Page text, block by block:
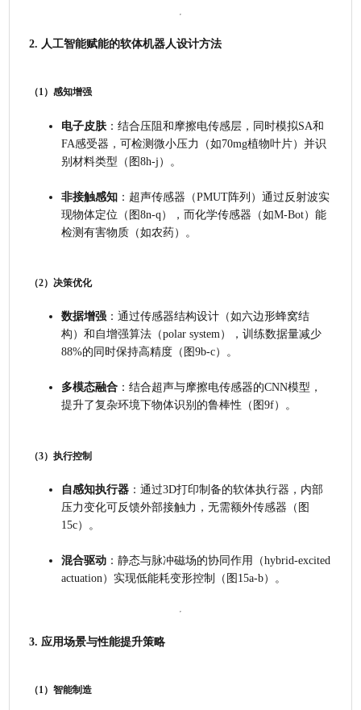
2. 人工智能赋能的软体机器人设计方法
（1）感知增强
电子皮肤：结合压阻和摩擦电传感层，同时模拟SA和
FA感受器，可检测微小压力（如70mg植物叶片）并识
别材料类型（图8h-j）。
非接触感知 ：超声传感器（PMUT阵列）通过反射波实
现物体定位（图8n-q），而化学传感器（如M-Bot）能
检测有害物质（如农药）。
（2）决策优化
数据增强 ：通过传感器结构设计（如六边形蜂窝结
构）和自增强算法（polar system），训练数据量减少
88%的同时保持高精度（图9b-c）。
多模态融合 ：结合超声与摩擦电传感器的CNN模型，
提升了复杂环境下物体识别的鲁棒性（图9f）。
（3）执行控制
自感知执行器 ：通过3D打印制备的软体执行器，内部
压力变化可反馈外部接触力，无需额外传感器（图
15c）。
混合驱动 ：静态与脉冲磁场的协同作用（hybrid-excited
actuation）实现低能耗变形控制（图15a-b）。
3. 应用场景与性能提升策略
（1）智能制造